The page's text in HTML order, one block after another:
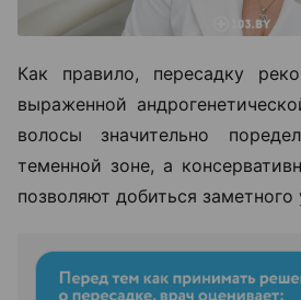
Как правило, пересадку
выраженной
волосы значительно
теменной зоне, а
позволяют добиться заметного